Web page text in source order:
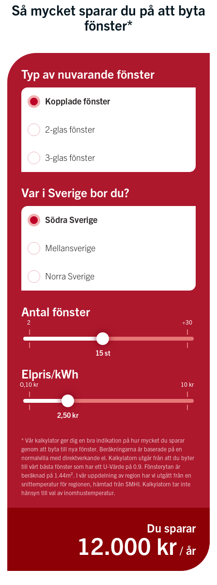
Så mycket sparar du på att byta
fönster*
Typ av nuvarande fönster
Kopplade fönster
2-glas fönster
3-glas fönster
Var i Sverige bor du?
Södra Sverige
Mellansverige
Norra Sverige
Antal fönster
2 +30
15 st
Elpris/kWh
O,10 kr 10 kr
2,50 kr
* Vår kalkylator ger dig en bra indikation på hur mycket du sparar
genom att byta till nya fönster. Beräkningarna är baserade på en
normalvilla med direktverkande el. Kalkylatorn utgår från att du byter
till vårt bästa fönster som har ett U-Värde på 0.9. Fönsterytan är
beräknad på 1.44m². I vår uppdelning av region har vi utgått från en
snittemperatur för regionen, hämtad från SMHI. Kalkylatorn tar inte
hänsyn till val av inomhustemperatur.
Du sparar
12.000 kr / år